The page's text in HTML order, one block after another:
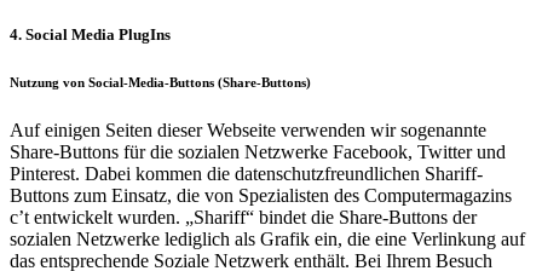
4. Social Media PlugIns
Nutzung von Social-Media-Buttons (Share-Buttons)
Auf einigen Seiten dieser Webseite verwenden wir sogenannte
Share-Buttons für die sozialen Netzwerke Facebook, Twitter und
Pinterest. Dabei kommen die datenschutzfreundlichen Shariff-
Buttons zum Einsatz, die von Spezialisten des Computermagazins
c’t entwickelt wurden. „Shariff“ bindet die Share-Buttons der
sozialen Netzwerke lediglich als Grafik ein, die eine Verlinkung auf
das entsprechende Soziale Netzwerk enthält. Bei Ihrem Besuch